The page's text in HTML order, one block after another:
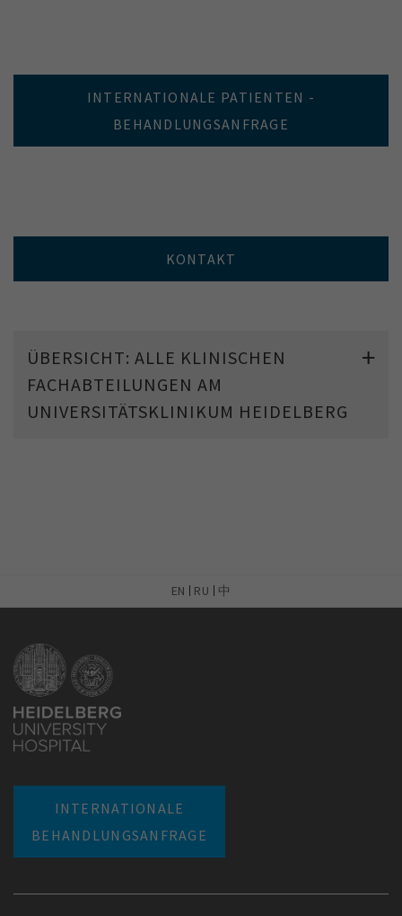
INTERNATIONALE PATIENTEN -
BEHANDLUNGSANFRAGE
KONTAKT
ÜBERSICHT: ALLE KLINISCHEN
FACHABTEILUNGEN AM
UNIVERSITÄTSKLINIKUM HEIDELBERG
EN RU 中
INTERNATIONALE
BEHANDLUNGSANFRAGE